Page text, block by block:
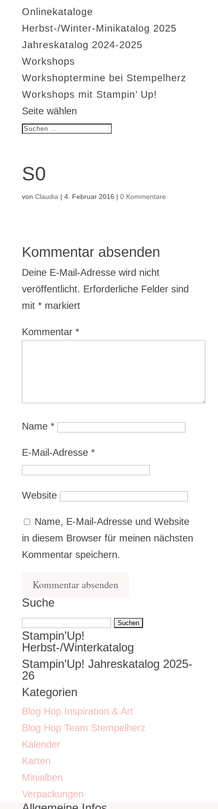
Onlinekataloge
Herbst-/Winter-Minikatalog 2025
Jahreskatalog 2024-2025
Workshops
Workshoptermine bei Stempelherz
Workshops mit Stampin’ Up!
Seite wählen
S0
von Claudia | 4. Februar 2016 | 0 Kommentare
Kommentar absenden
Deine E-Mail-Adresse wird nicht
veröffentlicht. Erforderliche Felder sind
mit *markiert
Kommentar *
Name *
E-Mail-Adresse *
Website
Name, E-Mail-Adresse und Website
in diesem Browser für meinen nächsten
Kommentar speichern.
Suche
Suchen
nach:
Stampin’Up!
Herbst-/Winterkatalog
Stampin’Up! Jahreskatalog 2025-
26
Kategorien
Blog Hop Inspiration & Art
Blog Hop Team Stempelherz
Kalender
Karten
Minialben
Verpackungen